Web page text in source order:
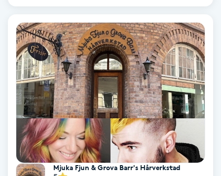
Hypnos
Hårborttagning
Hårbottenbehandling
Hårförlängning
Hårvård
Mjuka Fjun & Grova Barr's Hårverkstad